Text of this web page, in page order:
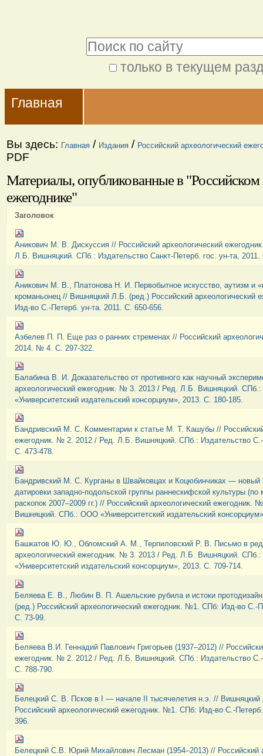
содержимому.
Перейти
навигации
только в текущем
поиск
Navigation
Главная
Вы здесь: Главная / Издания / Российский археологический
PDF
Материалы, опубликованные в "Российском
ежегоднике"
Заголовок
Аникович М. В. Дискуссия // Российский археологический
Л.Б. Вишняцкий. СПб.: Издательство Санкт-Петерб. гос. ун-та, 2011.
Аникович М. В., Платонова Н. И. Первобытное искусство, аутизм и
кроманьонец // Вишняцкий Л.Б. (ред.) Российский археологический
Изд-во С.-Петерб. ун-та. 2011. С. 650-656.
Азбелев П. П. Еще раз о ранних стременах // Российский
2014. № 4. С. 297-322.
Балабина В. И. Доказательство от противного как научный
археологический ежегодник. № 3. 2013 / Ред. Л.Б. Вишняцкий.
«Университетский издательский консорциум», 2013. С. 180-185.
Бандривский М. С. Комментарии к статье М. Т. Кашубы //
ежегодник. № 2. 2012 / Ред. Л.Б. Вишняцкий. СПб.: Издательство С.-
С. 473-478.
Бандривский М. С. Курганы в Швайковцах и Коцюбинчиках — новый
датировки западно-подольской группы раннескифской культуры (по
раскопок 2007–2009 гг.) // Российский археологический
Вишняцкий. СПб.: ООО «Университетский издательский
Башкатов Ю. Ю., Обломский А. М., Терпиловский Р. В. Письмо в
археологический ежегодник. № 3. 2013 / Ред. Л.Б. Вишняцкий.
«Университетский издательский консорциум», 2013. С. 709-714.
Беляева Е. В., Любин В. П. Ашельские рубила и истоки
(ред.) Российский археологический ежегодник. №1. СПб: Изд-во С.-
С. 73-99.
Беляева В.И. Геннадий Павлович Григорьев (1937–2012) //
ежегодник. № 2. 2012 / Ред. Л.Б. Вишняцкий. СПб.: Издательство С.-
С. 788-790.
Белецкий С. В. Псков в I — начале II тысячелетия н.э. //
Российский археологический ежегодник. №1. СПб: Изд-во С.-
396.
Белецкий С.В. Юрий Михайлович Лесман (1954–2013) // Российский